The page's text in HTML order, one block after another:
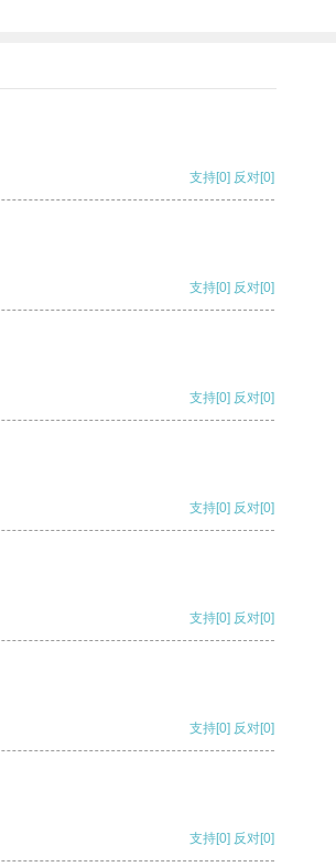
支持[0] 反对[0]
支持[0] 反对[0]
支持[0] 反对[0]
支持[0] 反对[0]
支持[0] 反对[0]
支持[0] 反对[0]
支持[0] 反对[0]